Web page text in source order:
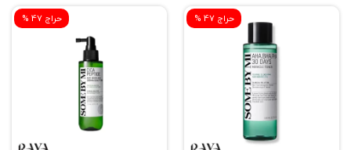
% حراج 47 % حراج 47